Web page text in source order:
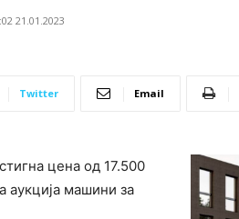
21.01.2023
Twitter Email
цена од 17.500
аукција машини за